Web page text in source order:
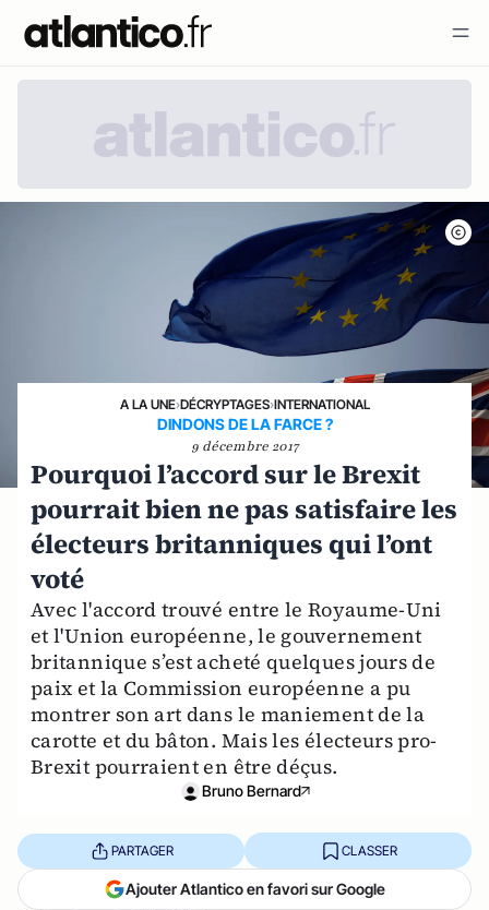
A LA UNE›DÉCRYPTAGES›INTERNATIONAL
DINDONS DE LA FARCE ?
9 décembre 2017
Pourquoi l’accord sur le Brexit
pourrait bien ne pas satisfaire les
électeurs britanniques qui l’ont
voté
Avec l'accord trouvé entre le Royaume-Uni
et l'Union européenne, le gouvernement
britannique s’est acheté quelques jours de
paix et la Commission européenne a pu
montrer son art dans le maniement de la
carotte et du bâton. Mais les électeurs pro-
Brexit pourraient en être déçus.
Bruno Bernard
PARTAGER CLASSER
Ajouter Atlantico en favori sur Google